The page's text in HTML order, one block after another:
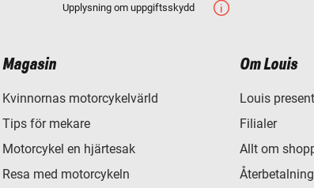
Upplysning om uppgiftsskydd
Magasin
Kvinnornas motorcykelvärld
Tips för mekare
Motorcykel en hjärtesak
Resa med motorcykeln
Om Louis
Louis
Filialer
Allt om